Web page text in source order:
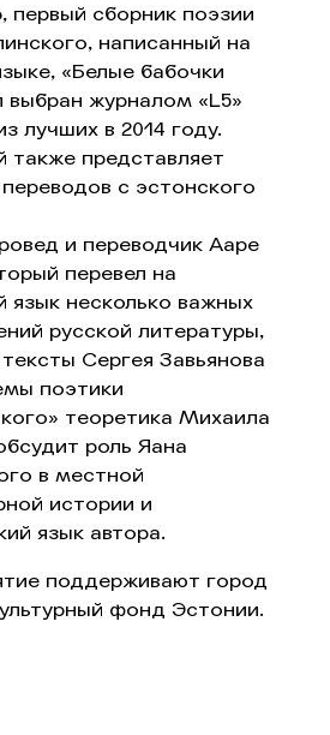
первый сборник поэзии
написанный на
«Белые бабочки
выбран журналом «L5»
лучших в 2014 году.
также представляет
с эстонского
и переводчик Ааре
перевел на
язык несколько важных
русской литературы,
Сергея Завьянова
поэтики
теоретика Михаила
роль Яана
в местной
истории и
язык автора.
поддерживают город
фонд Эстонии.